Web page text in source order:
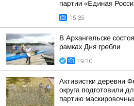
партии «Единая
15:35
В Архангельске
рамках Дня гребли
19:10
Активистки деревни
округа подготовили
партию